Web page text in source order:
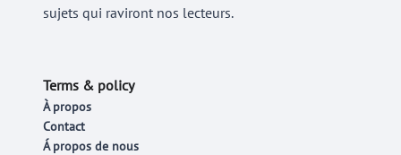
sujets qui raviront nos lecteurs.
Terms & policy
À propos
Contact
Á propos de nous